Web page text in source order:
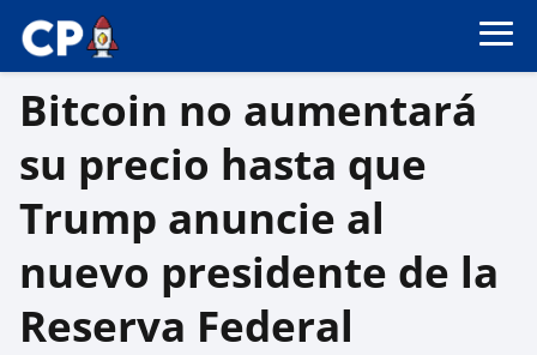
Bitcoin no aumentará
su precio hasta que
Trump anuncie al
nuevo presidente de la
Reserva Federal